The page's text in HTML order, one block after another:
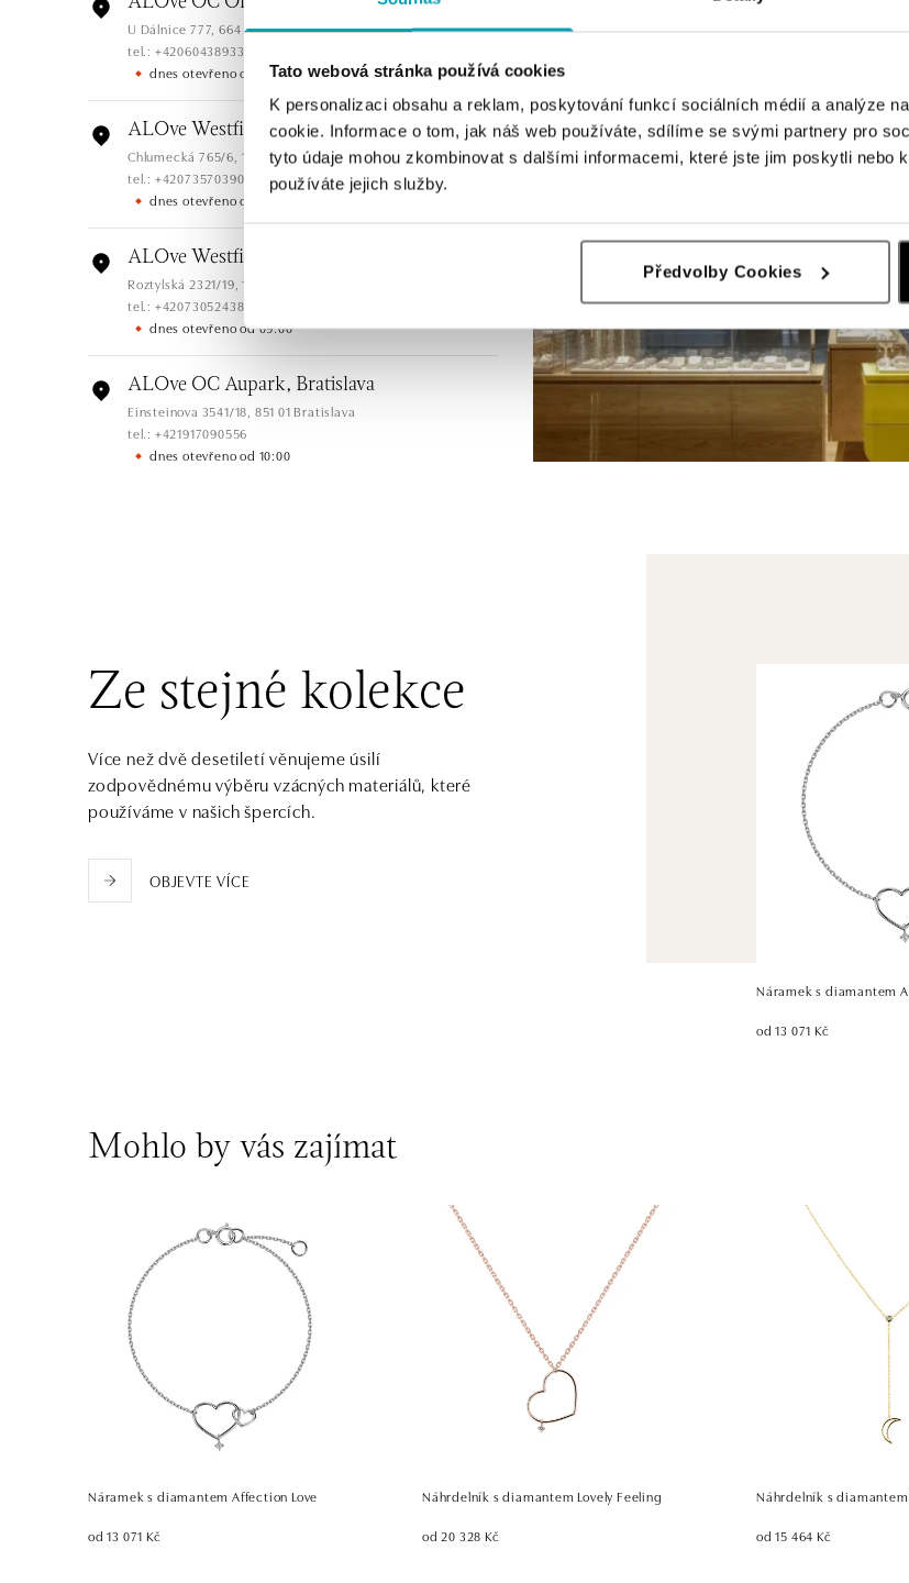
Tato webová stránka používá cookies
K personalizaci obsahu a reklam, poskytování funkcí sociálních médií a analýze
cookie. Informace o tom, jak náš web používáte, sdílíme se svými partnery pro
tyto údaje mohou zkombinovat s dalšími informacemi, které jste jim poskytli nebo
používáte jejich služby.
Předvolby Cookies
U Dálnice 777, 664 42 Brno
tel.: +420604389337
dnes otevřeno od 10:00
ALOve Westfield Černý most, Praha 9
Chlumecká 765/6, 198 19 Praha 9
tel.: +420735703904
dnes otevřeno od 09:00
ALOve Westfield, Praha 4 - Chodov
Roztylská 2321/19, 148 00 Praha 4 - Chodov
tel.: +420730524389
dnes otevřeno od 09:00
ALOve OC Aupark, Bratislava
Einsteinova 3541/18, 851 01 Bratislava
tel.: +421917090556
dnes otevřeno od 10:00
Ivanská cesta 16, 821 04 Bratislava
tel.: +421 917 090 372
dnes otevřeno od 10:00
HALADA OC Eurovea, Bratislava
Pribinova 8, 811 09 Bratislava
tel.: +421 910 284 071
Ze stejné kolekce
Více než dvě desetiletí věnujeme úsilí
zodpovědnému výběru vzácných materiálů, které
používáme v našich špercích.
OBJEVTE VÍCE
Náramek s diamantem
od 13 071 Kč
Mohlo by vás zajímat
Náramek s diamantem Affection Love
od 13 071 Kč
Náhrdelník s diamantem Lovely Feeling
od 20 328 Kč
Náhrdelník s
od 15 464 Kč